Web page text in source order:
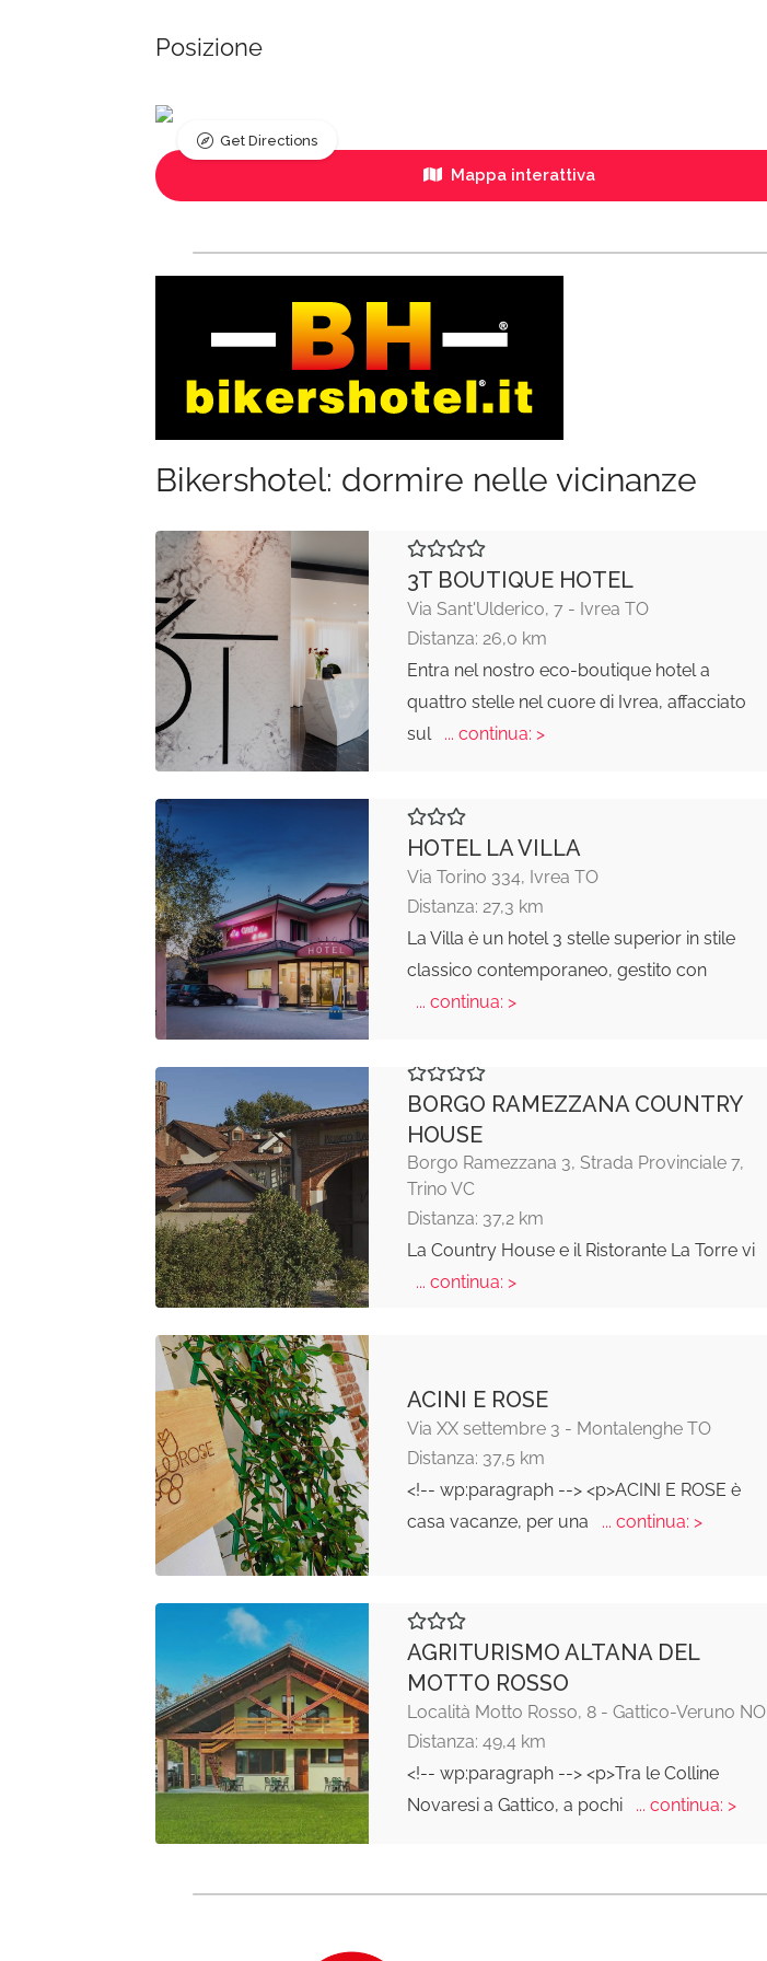
Posizione
Mappa interattiva
Get Directions
Bikershotel: dormire nelle vicinanze
3T BOUTIQUE HOTEL
Via Sant'Ulderico, 7 - Ivrea TO
Distanza: 26,0 km
Entra nel nostro eco-boutique hotel a
quattro stelle nel cuore di Ivrea, affacciato
sul
... continua: >
HOTEL LA VILLA
Via Torino 334, Ivrea TO
Distanza: 27,3 km
La Villa è un hotel 3 stelle superior in stile
classico contemporaneo, gestito con
... continua: >
BORGO RAMEZZANA COUNTRY
HOUSE
Borgo Ramezzana 3, Strada Provinciale 7,
Trino VC
Distanza: 37,2 km
La Country House e il Ristorante La Torre vi
... continua: >
ACINI E ROSE
Via XX settembre 3 - Montalenghe TO
Distanza: 37,5 km
<!-- wp:paragraph --> <p>ACINI E ROSE è
casa vacanze, per una
... continua: >
AGRITURISMO ALTANA DEL
MOTTO ROSSO
Località Motto Rosso, 8 - Gattico-Veruno NO
Distanza: 49,4 km
<!-- wp:paragraph --> <p>Tra le Colline
Novaresi a Gattico, a pochi
... continua: >